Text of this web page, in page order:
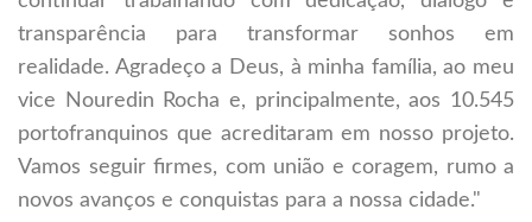
transparência para transformar sonhos em
realidade. Agradeço a Deus, à minha família, ao meu
vice Nouredin Rocha e, principalmente, aos 10.545
portofranquinos que acreditaram em nosso projeto.
Vamos seguir firmes, com união e coragem, rumo a
novos avanços e conquistas para a nossa cidade."